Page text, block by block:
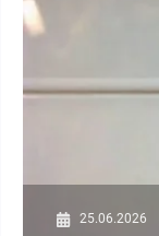
25.06.2026